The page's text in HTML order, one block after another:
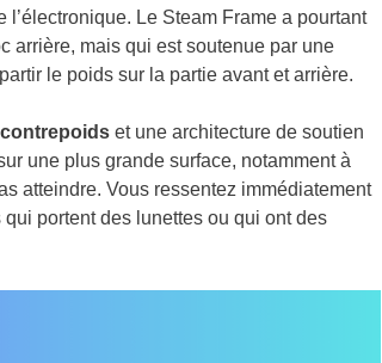
Le Steam Frame a pourtant
arrière, mais qui est soutenue par une
le poids sur la partie avant et arrière.
contrepoidset une architecture de soutien
une plus grande surface, notamment à
atteindre. Vous ressentez immédiatement
portent des lunettes ou qui ont des